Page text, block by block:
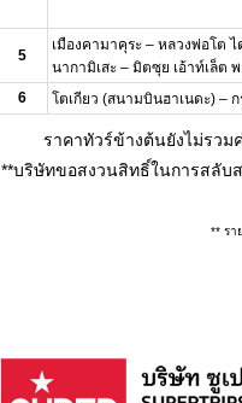
5
เมืองคามาคุระ – หลวงพ่อโต
นากามิเสะ – มิตซุย เอ้าท์เล็ต
6
โตเกียว (สนามบินฮาเนดะ) –
ราคาทัวร์ข้างต้นยังไม่รว
**บริษัทขอสงวนสิทธิ์ในการสลับ
** รา